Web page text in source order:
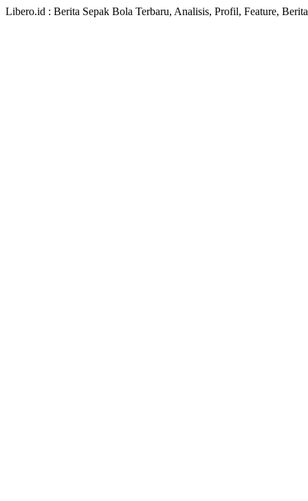
Libero.id : Berita Sepak Bola Terbaru, Analisis, Profil, Feature,